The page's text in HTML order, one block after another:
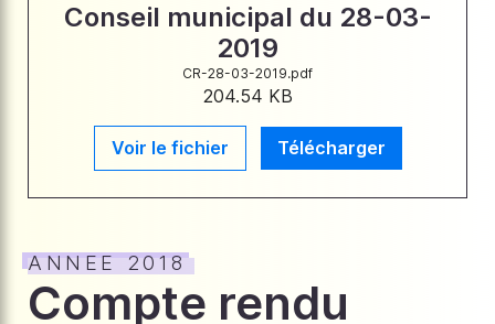
Conseil municipal du 28-03-
2019
CR-28-03-2019.pdf
204.54 KB
Voir le fichier Télécharger
ANNEE 2018
Compte rendu